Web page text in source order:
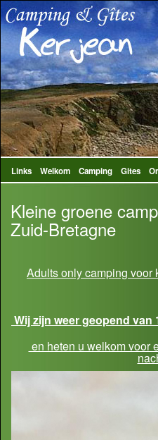
Links Welkom Camping Gites
Kleine groene
Zuid-Bretagne
Adults only camping voor
Wij zijn weer geopend van
en heten u welkom voor